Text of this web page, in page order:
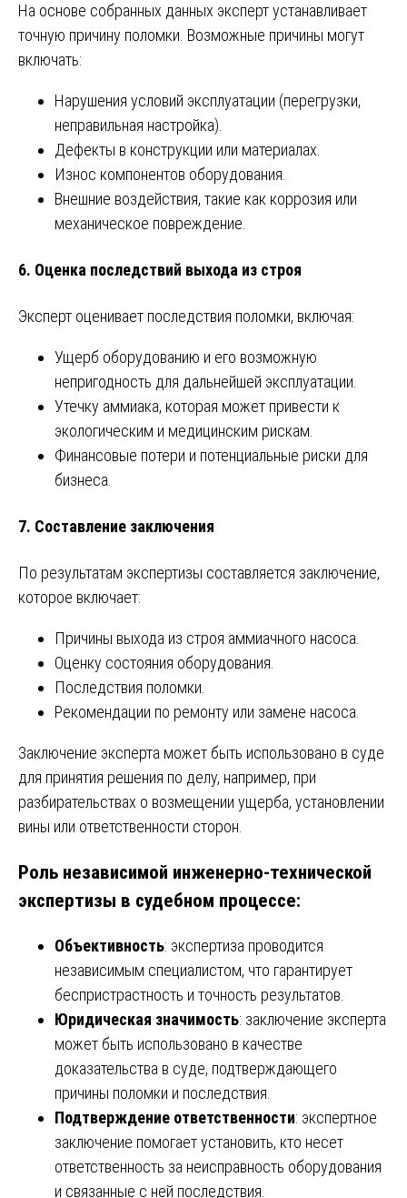
На основе собранных данных эксперт устанавливает
точную причину поломки. Возможные причины могут
включать:
Нарушения условий эксплуатации (перегрузки,
неправильная настройка).
Дефекты в конструкции или материалах.
Износ компонентов оборудования.
Внешние воздействия, такие как коррозия или
механическое повреждение.
6. Оценка последствий выхода из строя
Эксперт оценивает последствия поломки, включая:
Ущерб оборудованию и его возможную
непригодность для дальнейшей эксплуатации.
Утечку аммиака, которая может привести к
экологическим и медицинским рискам.
Финансовые потери и потенциальные риски для
бизнеса.
7. Составление заключения
По результатам экспертизы составляется заключение,
которое включает:
Причины выхода из строя аммиачного насоса.
Оценку состояния оборудования.
Последствия поломки.
Рекомендации по ремонту или замене насоса.
Заключение эксперта может быть использовано в суде
для принятия решения по делу, например, при
разбирательствах о возмещении ущерба, установлении
вины или ответственности сторон.
Роль независимой инженерно-технической
экспертизы в судебном процессе:
Объективность: экспертиза проводится
независимым специалистом, что гарантирует
беспристрастность и точность результатов.
Юридическая значимость: заключение эксперта
может быть использовано в качестве
доказательства в суде, подтверждающего
причины поломки и последствия.
Подтверждение ответственности: экспертное
заключение помогает установить, кто несет
ответственность за неисправность оборудования
и связанные с ней последствия.